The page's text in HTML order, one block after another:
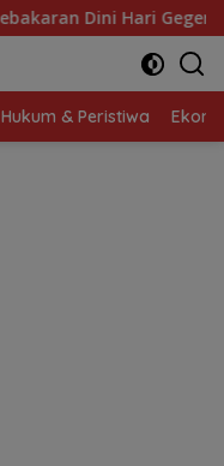
Warga Kelayan B, Dua
Hukum & Peristiwa